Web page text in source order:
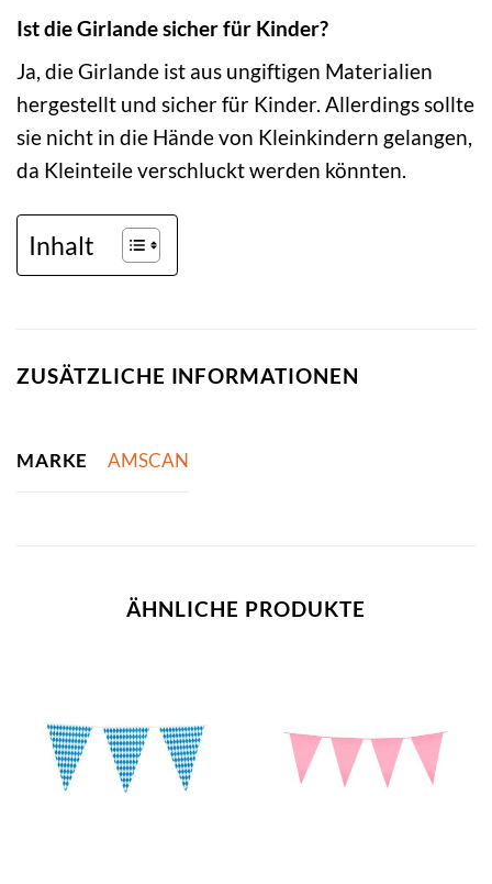
Ist die Girlande sicher für Kinder?
Ja, die Girlande ist aus ungiftigen Materialien
hergestellt und sicher für Kinder. Allerdings sollte
sie nicht in die Hände von Kleinkindern gelangen,
da Kleinteile verschluckt werden könnten.
Inhalt
ZUSÄTZLICHE INFORMATIONEN
MARKE AMSCAN
ÄHNLICHE PRODUKTE